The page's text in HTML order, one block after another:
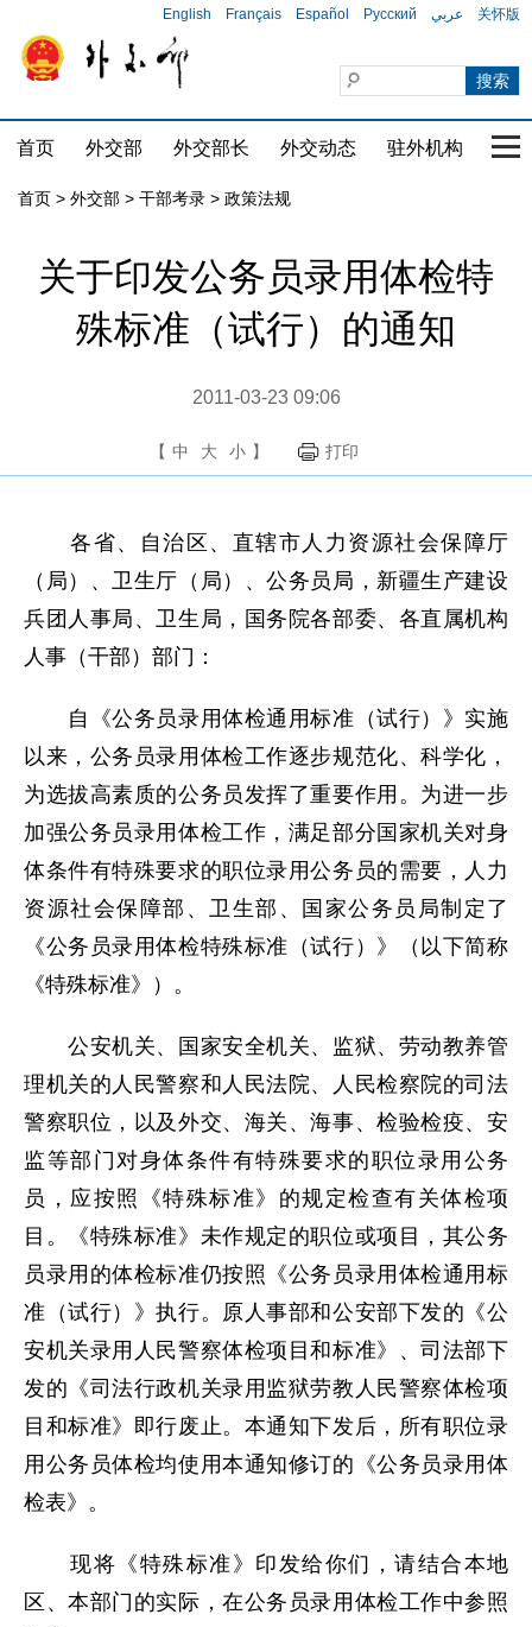
English Français Español Русский عربي 关怀版
首页 外交部 外交部长 外交动态 驻外机构 国
首页 > 外交部 > 干部考录 > 政策法规
关于印发公务员录用体检特
殊标准（试行）的通知
2011-03-23 09:06
【 中 大 小 】 打印
各省、自治区、直辖市人力资源社会保障厅
（局）、卫生厅（局）、公务员局，新疆生产建设
兵团人事局、卫生局，国务院各部委、各直属机构
人事（干部）部门：
自《公务员录用体检通用标准（试行）》实施
以来，公务员录用体检工作逐步规范化、科学化，
为选拔高素质的公务员发挥了重要作用。为进一步
加强公务员录用体检工作，满足部分国家机关对身
体条件有特殊要求的职位录用公务员的需要，人力
资源社会保障部、卫生部、国家公务员局制定了
《公务员录用体检特殊标准（试行）》（以下简称
《特殊标准》）。
公安机关、国家安全机关、监狱、劳动教养管
理机关的人民警察和人民法院、人民检察院的司法
警察职位，以及外交、海关、海事、检验检疫、安
监等部门对身体条件有特殊要求的职位录用公务
员，应按照《特殊标准》的规定检查有关体检项
目。《特殊标准》未作规定的职位或项目，其公务
员录用的体检标准仍按照《公务员录用体检通用标
准（试行）》执行。原人事部和公安部下发的《公
安机关录用人民警察体检项目和标准》、司法部下
发的《司法行政机关录用监狱劳教人民警察体检项
目和标准》即行废止。本通知下发后，所有职位录
用公务员体检均使用本通知修订的《公务员录用体
检表》。
现将《特殊标准》印发给你们，请结合本地
区、本部门的实际，在公务员录用体检工作中参照